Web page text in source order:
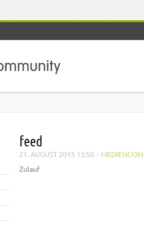
feed
21. AUGUST 2015 13:50 – MEDIENCOM
Zulauf